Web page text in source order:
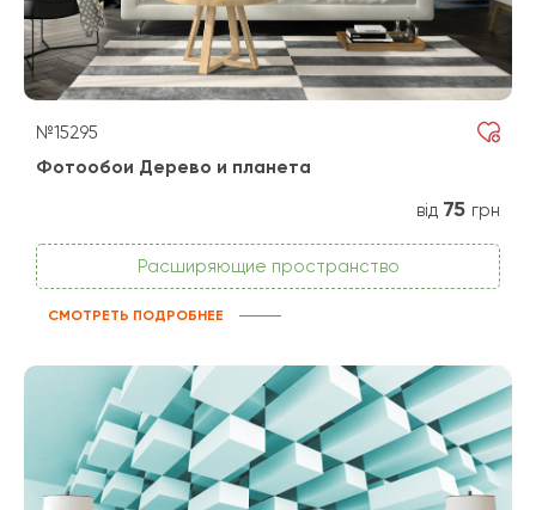
№15295
Фотообои Дерево и планета
від 75 грн
Расширяющие пространство
СМОТРЕТЬ ПОДРОБНЕЕ